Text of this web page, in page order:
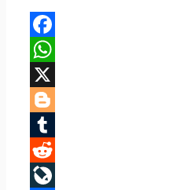
Facebook
WhatsApp
X
Blogger
Tumblr
Reddit